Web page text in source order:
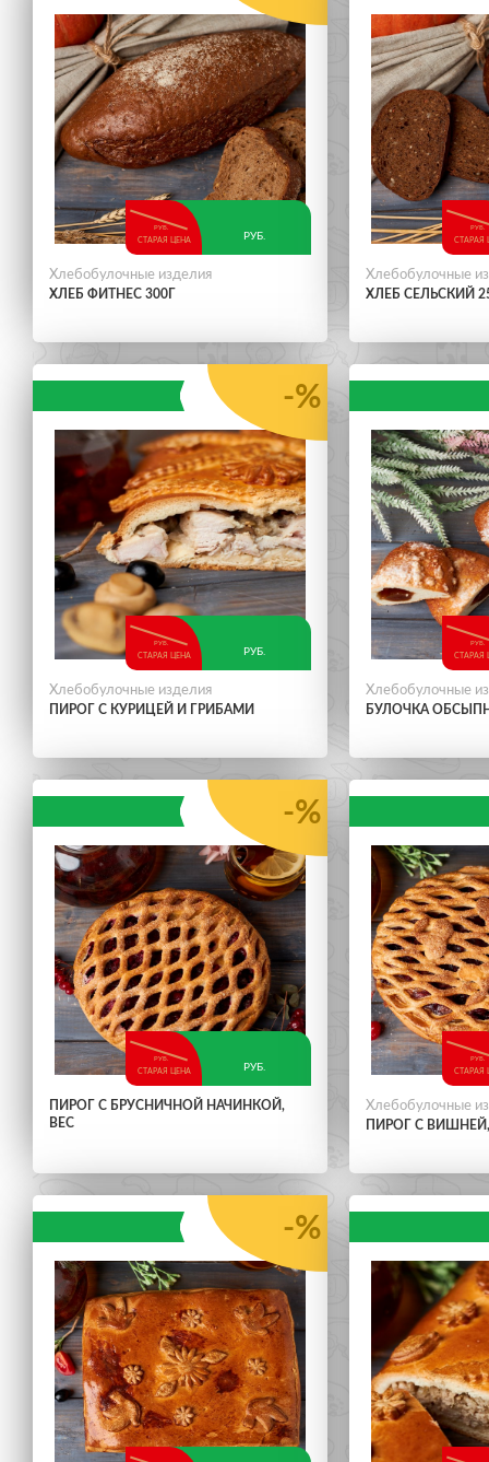
РУБ.
СТАРАЯ ЦЕНА РУБ.
Хлебобулочные изделия
ХЛЕБ ФИТНЕС 300Г
РУБ.
СТАРАЯ
Хлебобулочные
ХЛЕБ СЕЛЬСКИЙ
-%
РУБ.
СТАРАЯ ЦЕНА РУБ.
Хлебобулочные изделия
ПИРОГ С КУРИЦЕЙ И ГРИБАМИ
РУБ.
СТАРАЯ
Хлебобулочные
БУЛОЧКА
-%
РУБ.
СТАРАЯ ЦЕНА РУБ.
ПИРОГ С БРУСНИЧНОЙ НАЧИНКОЙ,
ВЕС
РУБ.
СТАРАЯ
Хлебобулочные
ПИРОГ С
-%